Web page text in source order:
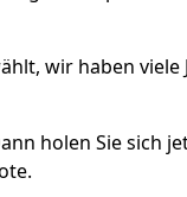
wir haben viele
holen Sie sich